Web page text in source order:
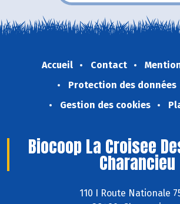
Accueil Contact
Protection des données
Gestion des cookies
Biocoop La Croisee
Charancieu
110 I Route Nationale